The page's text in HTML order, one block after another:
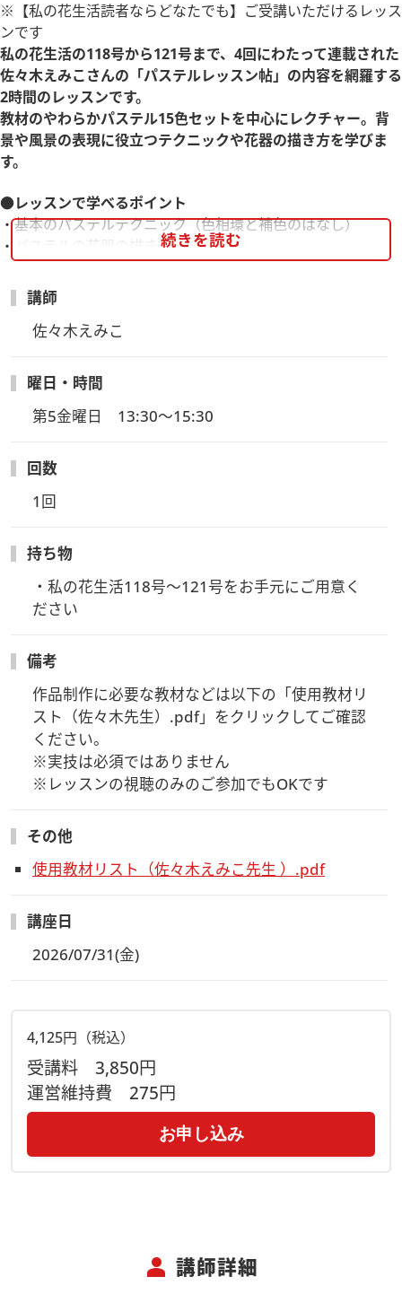
※【私の花生活読者ならどなたでも】ご受講いただけるレッス
ンです
私の花生活の118号から121号まで、4回にわたって連載された
佐々木えみこさんの「パステルレッスン帖」の内容を網羅する
2時間のレッスンです。
教材のやわらかパステル15色セットを中心にレクチャー。背
景や風景の表現に役立つテクニックや花器の描き方を学びま
す。
●レッスンで学べるポイント
・基本のパステルテクニック（色相環と補色のはなし）
・パステルの花器の描き方
・パステル綿用紙の白い花びん
・背景の色に注目した作品づくりのコツ
※こちらの講座はヴォーグ学園の複数受講割引対象外、入学金
＊＊＊＊＊＊＊＊＊＊＊＊＊
【参加費について】
ます
【お申込み受付締切】
※予定より早く締め切らせていただく場合がございます
【事前にお届けする教材】
・事前にお送りする教材はありません
7/24(金)にご登録のメールアドレスにお送りいたします
【受講方法】
ビデオ・Ｗｅｂ会議アプリケーション「Zoomウェビナー」を
使用します
Zoomアプリをはじめて使用される方は事前にインストールし
てください
・録画には講師のみが映る設定となっております。
・受講者の皆さまのお顔やお名前が画面に映ることはありませ
のみ受付いたします。ご了承ください）
・配信動画の録音、録画、写真撮影は禁止です。
・当日配信したレッスンの録画をご視聴いただけます
し配信でご視聴できます
（質問の受付はできかねますのでご了承ください）
・講座当日の夕方～翌日にはアーカイブをUPいたします
※視聴用ページのURLは、7/24に当日のZoomウェビナーURL
続きを読む
講師
佐々木えみこ
曜日・時間
第5金曜日　13:30～15:30
回数
1回
持ち物
・私の花生活118号～121号をお手元にご用意く
ださい
備考
作品制作に必要な教材などは以下の「使用教材リ
スト（佐々木先生）.pdf」をクリックしてご確認
ください。
※実技は必須ではありません
※レッスンの視聴のみのご参加でもOKです
その他
使用教材リスト（佐々木えみこ先生 ）.pdf
講座日
2026/07/31(金)
4,125円（税込）
受講料 3,850円
運営維持費 275円
お申し込み
person 講師詳細